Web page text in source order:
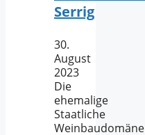
Serrig
30.
August
2023
Die
ehemalige
Staatliche
Weinbaudomäne